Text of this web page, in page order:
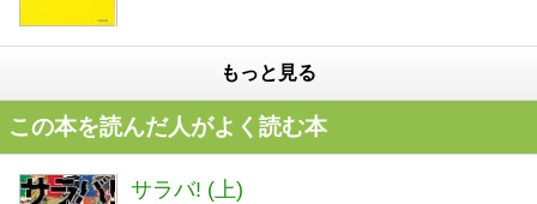
もっと見る
この本を読んだ人がよく読む本
サラバ! (上)